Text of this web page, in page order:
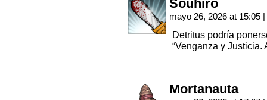
Souhiro
mayo 26, 2026 at 15:05 |
Detritus podría
“Venganza y Justicia.
Mortanauta